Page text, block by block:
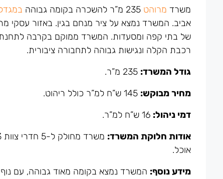
משרד מרוהט
אביב. המשרד נמצא על ציר מנחם בגין. באזור עסקי
רכבת הקלה ונגישות גבוהה לתחבורה ציבורית.
גודל המשרד:
מחיר מבוקש:
דמי ניהול:
אודות חלוקת המשרד:
אוכל.
מידע נוסף: המשרד נמצא בקומה מאוד גבוהה, עם